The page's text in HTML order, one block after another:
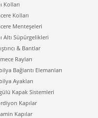
Kolları
Kolları
Menteşeleri
Altı Süpürgelikleri
& Bantlar
Rayları
Bağlantı Elemanları
Ayakları
Kapak Sistemleri
Kapılar
Kapılar